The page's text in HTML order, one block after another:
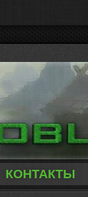
КОНТАКТЫ